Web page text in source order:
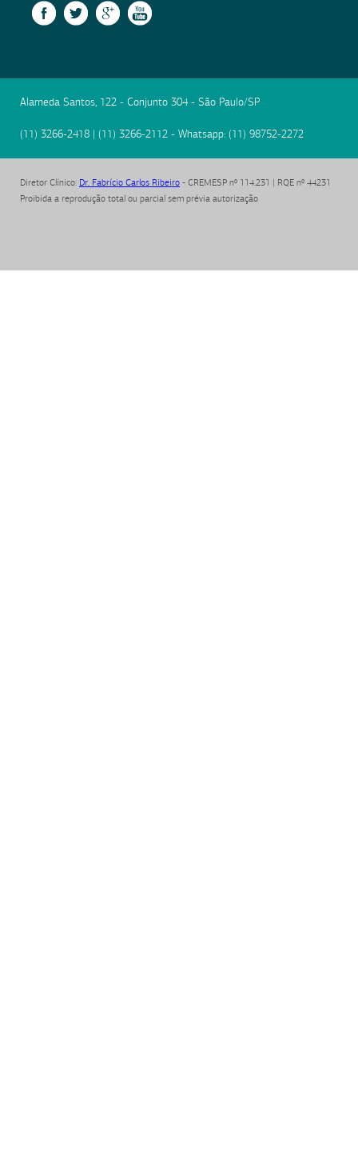
FACEBOOKTWITTERGOOGLE +
Alameda Santos, 122 - Conjunto 304 - São Paulo/SP
(11) 3266-2418 | (11) 3266-2112 - Whatsapp: (11) 98752-2272
Diretor Clínico: Dr. Fabrício Carlos Ribeiro - CREMESP nº 114.231 | RQE nº 44231
Proibida a reprodução total ou parcial sem prévia autorização